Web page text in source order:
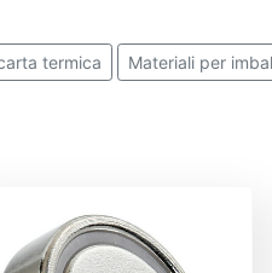
termica Materiali per